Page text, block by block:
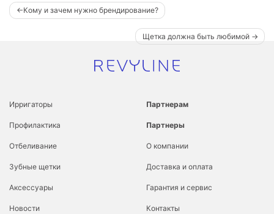
Навигация
Кому и зачем нужно брендирование?
Щетка должна быть любимой
Ирригаторы
Профилактика
Отбеливание
Зубные щетки
Аксессуары
Новости
Партнерам
Партнеры
О компании
Доставка и оплата
Гарантия и сервис
Контакты